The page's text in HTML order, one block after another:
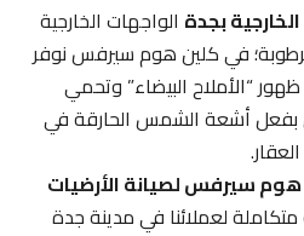
بجدةالواجهات الخارجية
في كلين هوم سيرفس نوفر
“الأملاح البيضاء” وتحمي
بفعل أشعة الشمس الحارقة في
سيرفس لصيانة الأرضيات
لعملائنا في مدينة جدة